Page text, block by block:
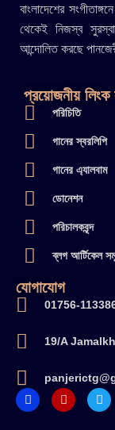
বাংলাদেশের
থেকেই নিজস্ব
আন্দোলিত করছে
প্রয়োজনীয়
পরিচিতি
গানের স্বরলিপি
গানের এ্যালবাম
ডোনেশন
পরিচালকবৃন্দ
ব্লগ আর্টিকেল
যোগাযোগ
01756-
19/A